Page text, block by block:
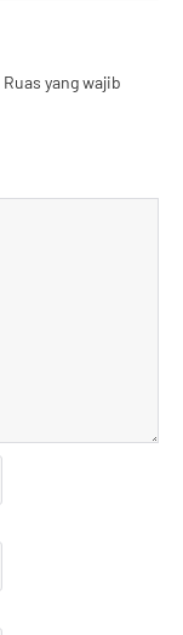
Ruas yang wajib